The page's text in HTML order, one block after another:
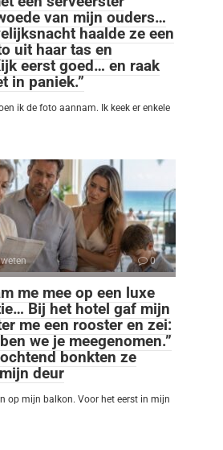
van mijn ouders…
haalde ze een
uit haar tas en
eerst goed… en raak
in paniek.”
ik de foto aannam. Ik keek er enkele
0
me mee op een luxe
Bij het hotel gaf mijn
me een rooster en zei:
we je meegenomen.”
bonkten ze
deur
op mijn balkon. Voor het eerst in mijn